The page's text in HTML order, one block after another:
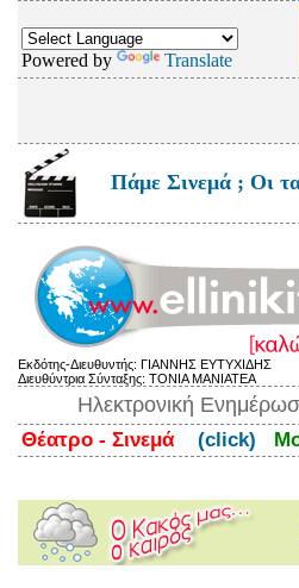
Powered by Translate
Πάμε Σινεμά ; Οι
Εκδότης-Διευθυντής: ΓΙΑΝΝΗΣ ΕΥΤΥΧΙΔΗΣ
Διευθύντρια Σύνταξης: ΤΟΝΙΑ ΜΑΝΙΑΤΕΑ
Ηλεκτρονική
Θέατρο - Σινεμά (click)